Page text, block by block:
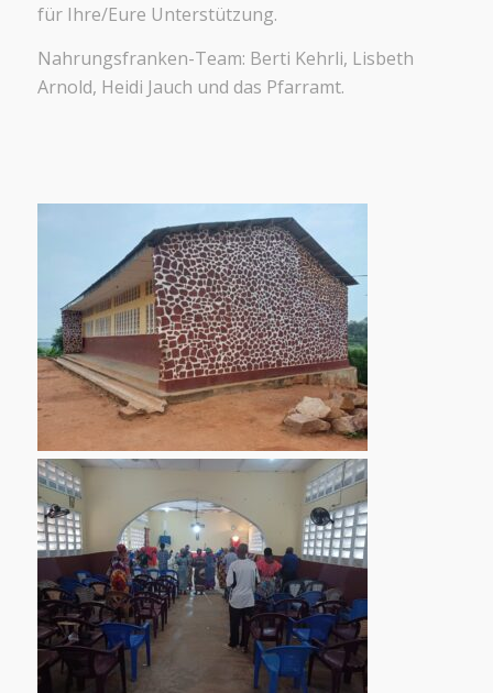
für Ihre/Eure Unterstützung.
Nahrungsfranken-Team: Berti Kehrli, Lisbeth
Arnold, Heidi Jauch und das Pfarramt.